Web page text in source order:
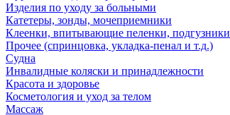
Изделия по уходу за больными
Катетеры, зонды, мочеприемники
Клеенки, впитывающие пеленки, подгузники
Прочее (спринцовка, укладка-пенал и т.д.)
Судна
Инвалидные коляски и принадлежности
Красота и здоровье
Косметология и уход за телом
Массаж